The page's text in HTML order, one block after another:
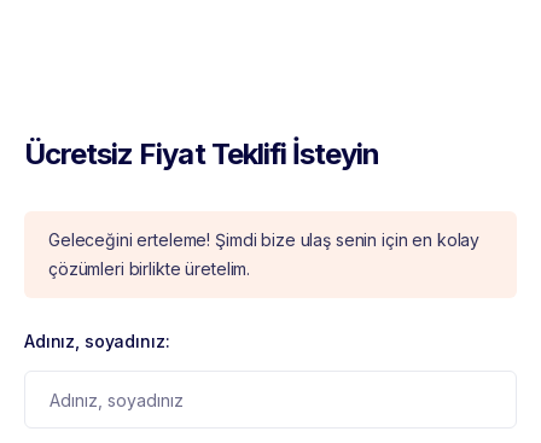
Ücretsiz Fiyat Teklifi İsteyin
Geleceğini erteleme! Şimdi bize ulaş senin için en kolay
çözümleri birlikte üretelim.
Adınız, soyadınız: